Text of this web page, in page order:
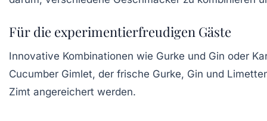
Für die experimentierfreudigen Gäste
Innovative Kombinationen wie Gurke und Gin oder
Cucumber Gimlet, der frische Gurke, Gin und
Zimt angereichert werden.